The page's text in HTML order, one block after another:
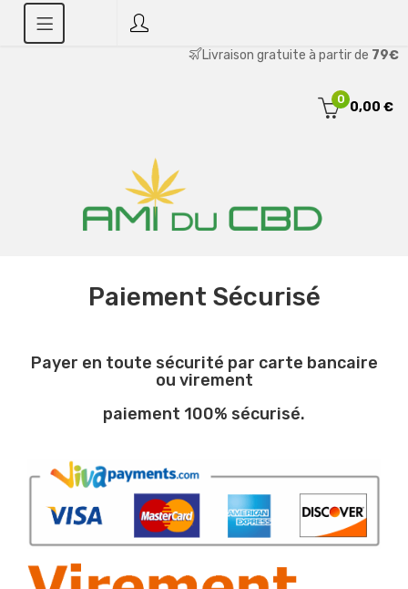
Livraison gratuite à partir de 79€
0
0,00 €
Paiement Sécurisé
Payer en toute sécurité par carte bancaire
ou virement
paiement 100% sécurisé.